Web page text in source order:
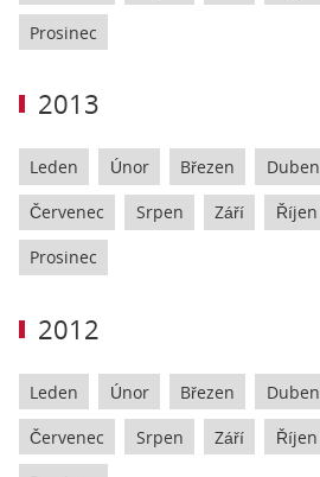
Prosinec
2013
Leden Únor Březen Duben
Červenec Srpen Září Říjen
Prosinec
2012
Leden Únor Březen Duben
Červenec Srpen Září Říjen